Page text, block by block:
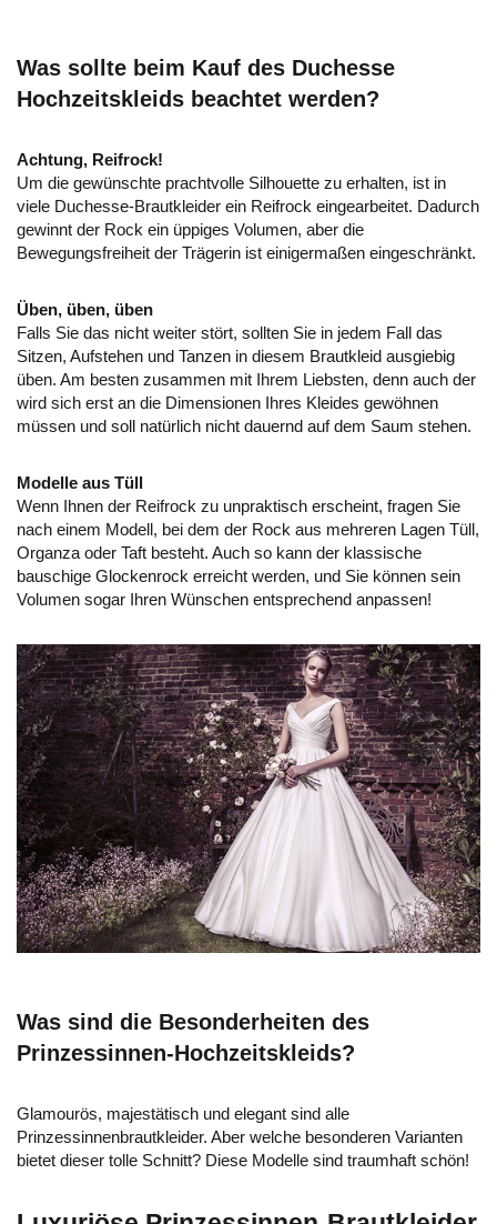
Was sollte beim Kauf des Duchesse
Hochzeitskleids beachtet werden?
Achtung, Reifrock!
Um die gewünschte prachtvolle Silhouette zu erhalten, ist in
viele Duchesse-Brautkleider ein Reifrock eingearbeitet. Dadurch
gewinnt der Rock ein üppiges Volumen, aber die
Bewegungsfreiheit der Trägerin ist einigermaßen eingeschränkt.
Üben, üben, üben
Falls Sie das nicht weiter stört, sollten Sie in jedem Fall das
Sitzen, Aufstehen und Tanzen in diesem Brautkleid ausgiebig
üben. Am besten zusammen mit Ihrem Liebsten, denn auch der
wird sich erst an die Dimensionen Ihres Kleides gewöhnen
müssen und soll natürlich nicht dauernd auf dem Saum stehen.
Modelle aus Tüll
Wenn Ihnen der Reifrock zu unpraktisch erscheint, fragen Sie
nach einem Modell, bei dem der Rock aus mehreren Lagen Tüll,
Organza oder Taft besteht. Auch so kann der klassische
bauschige Glockenrock erreicht werden, und Sie können sein
Volumen sogar Ihren Wünschen entsprechend anpassen!
Was sind die Besonderheiten des
Prinzessinnen-Hochzeitskleids?
Glamourös, majestätisch und elegant sind alle
Prinzessinnenbrautkleider. Aber welche besonderen Varianten
bietet dieser tolle Schnitt? Diese Modelle sind traumhaft schön!